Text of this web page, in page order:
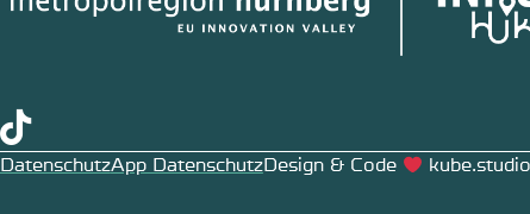
DatenschutzApp DatenschutzDesign & Code kube.studio